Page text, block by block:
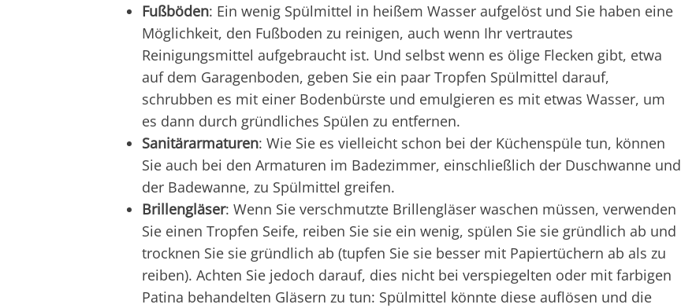
Fußböden: Ein wenig Spülmittel in heißem Wasser aufgelöst und Sie haben eine
Möglichkeit, den Fußboden zu reinigen, auch wenn Ihr vertrautes
Reinigungsmittel aufgebraucht ist. Und selbst wenn es ölige Flecken gibt, etwa
auf dem Garagenboden, geben Sie ein paar Tropfen Spülmittel darauf,
schrubben es mit einer Bodenbürste und emulgieren es mit etwas Wasser, um
es dann durch gründliches Spülen zu entfernen.
Sanitärarmaturen: Wie Sie es vielleicht schon bei der Küchenspüle tun, können
Sie auch bei den Armaturen im Badezimmer, einschließlich der Duschwanne und
der Badewanne, zu Spülmittel greifen.
Brillengläser: Wenn Sie verschmutzte Brillengläser waschen müssen, verwenden
Sie einen Tropfen Seife, reiben Sie sie ein wenig, spülen Sie sie gründlich ab und
trocknen Sie sie gründlich ab (tupfen Sie sie besser mit Papiertüchern ab als zu
reiben). Achten Sie jedoch darauf, dies nicht bei verspiegelten oder mit farbigen
Patina behandelten Gläsern zu tun: Spülmittel könnte diese auflösen und die